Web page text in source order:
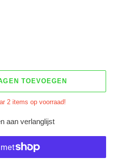
TOEVOEGEN
2 items op voorraad!
aan verlanglijst